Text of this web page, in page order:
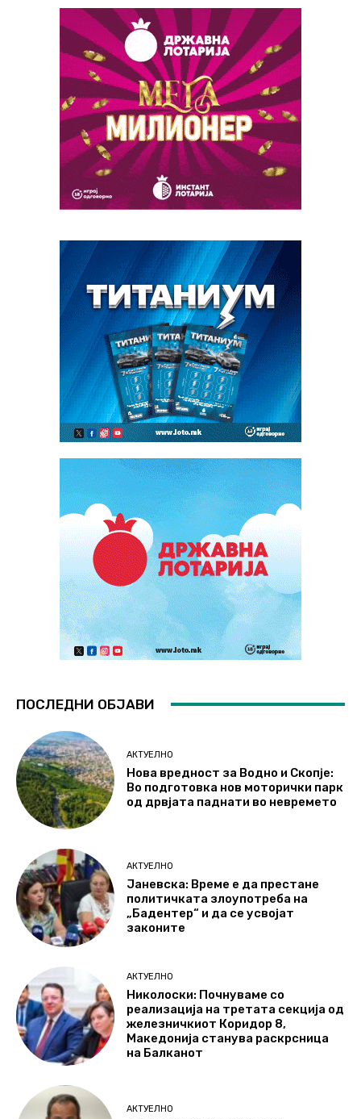
ПОСЛЕДНИ ОБЈАВИ
АКТУЕЛНО
Нова вредност за Водно и Скопје:
Во подготовка нов моторички парк
од дрвјата паднати во невремето
АКТУЕЛНО
Јаневска: Време е да престане
политичката злоупотреба на
„Бадентер“ и да се усвојат
законите
АКТУЕЛНО
Николоски: Почнуваме со
реализација на третата секција од
железничкиот Коридор 8,
Македонија станува раскрсница
на Балканот
АКТУЕЛНО